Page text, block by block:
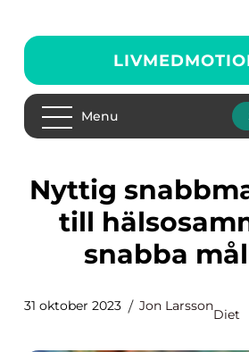
Menu
Nyttig snabbmat: Vägen
till
snabba
31 oktober 2023 Jon Larsson
Diet